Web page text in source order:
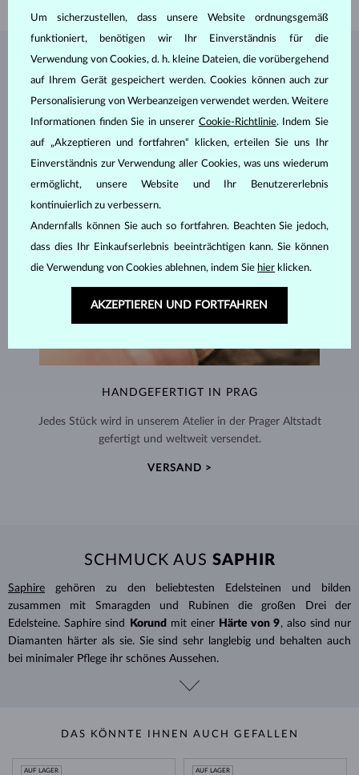
SCHMUCK AUS DEMKLENOTA ATELIER
HANDGEFERTIGT IN PRAG
Jedes Stück wird in unserem Atelier in der Prager Altstadt
gefertigt und weltweit versendet.
VERSAND >
SCHMUCK AUS SAPHIR
Saphire gehören zu den beliebtesten Edelsteinen und bilden
zusammen mit Smaragden und Rubinen die großen Drei der
Edelsteine. Saphire sind
Korund mit einer Härte von 9, also sind nur
Diamanten härter als sie. Sie sind sehr langlebig und behalten auch
bei minimaler Pflege ihr schönes Aussehen.
DAS KÖNNTE IHNEN AUCH GEFALLEN
AUF LAGER AUF LAGER
Um sicherzustellen, dass unsere Website ordnungsgemäß
funktioniert, benötigen wir Ihr Einverständnis für die
Verwendung von Cookies, d. h. kleine Dateien, die vorübergehend
auf Ihrem Gerät gespeichert werden. Cookies können auch zur
Personalisierung von Werbeanzeigen verwendet werden. Weitere
Informationen finden Sie in unserer Cookie-Richtlinie. Indem Sie
auf „Akzeptieren und fortfahren“ klicken, erteilen Sie uns Ihr
Einverständnis zur Verwendung aller Cookies, was uns wiederum
ermöglicht, unsere Website und Ihr Benutzererlebnis
kontinuierlich zu verbessern.
Andernfalls können Sie auch so fortfahren. Beachten Sie jedoch,
dass dies Ihr Einkaufserlebnis beeinträchtigen kann. Sie können
die Verwendung von Cookies ablehnen, indem Sie hier klicken.
AKZEPTIEREN UND FORTFAHREN